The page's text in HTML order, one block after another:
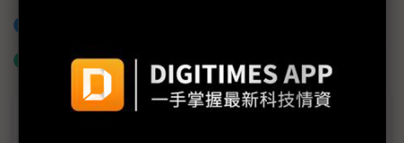
什麼是「關鍵字追蹤」
議題精選－國防新創崛起